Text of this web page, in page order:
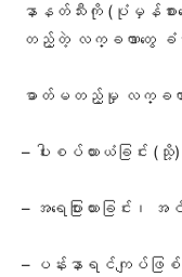
နာနတ်သီးကို (ပုံမှန်စား
တည့်တဲ့ လက္ခဏာတွေ ခံ
ဓာတ်မတည့်မှု လက္ခဏာ
– ပါးစပ်ယားယံခြင်း (သို့
– အရေပြားယားခြင်း၊
– ပန်းနာရင်​ကျပ်ဖြစ်